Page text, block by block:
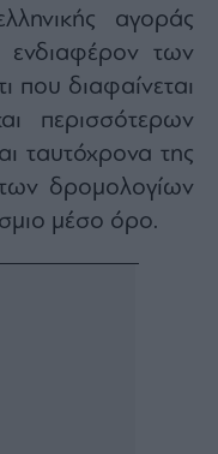
αγοράς
ενδιαφέρον των
που διαφαίνεται
περισσότερων
ταυτόχρονα της
δρομολογίων
μέσο όρο.